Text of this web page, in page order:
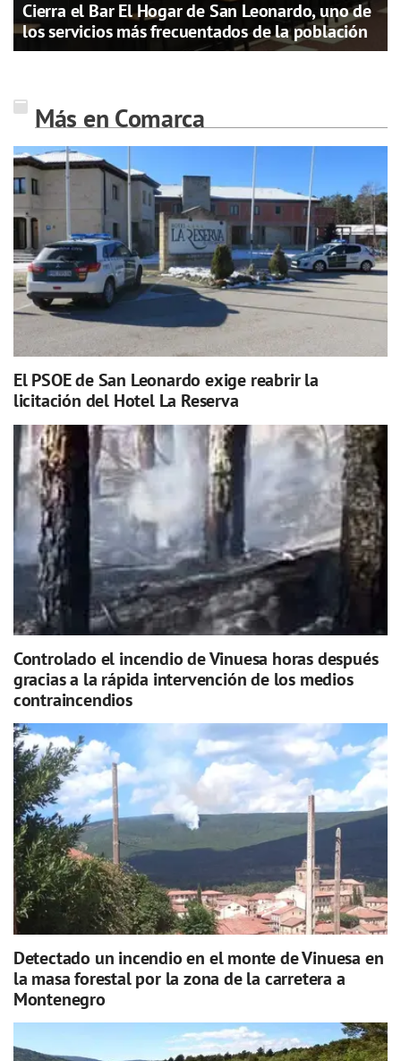
Cierra el Bar El Hogar de San Leonardo, uno de
los servicios más frecuentados de la población
Más en Comarca
El PSOE de San Leonardo exige reabrir la
licitación del Hotel La Reserva
Controlado el incendio de Vinuesa horas después
gracias a la rápida intervención de los medios
contraincendios
Detectado un incendio en el monte de Vinuesa en
la masa forestal por la zona de la carretera a
Montenegro